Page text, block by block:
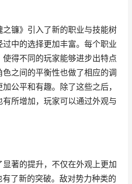
镰》引入了新的职业与技能树
中的选择更加丰富。每个职业
得不同的玩家能够进步出特点
之间的平衡性也做了相应的调
公平和有趣。除了这些之后，
所增加，玩家可以通过外观与
著的提升，不仅在外观上更加
了新的突破。敌对势力种类的